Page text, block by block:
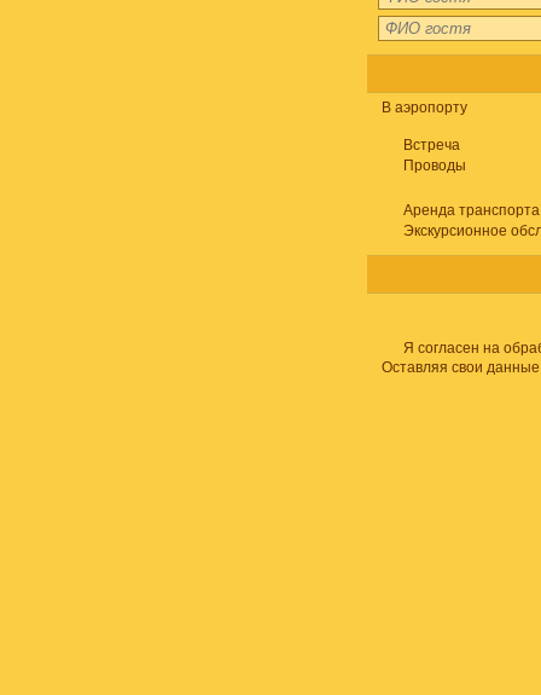
В аэропорту
Встреча
Проводы
Аренда транспорта
Экскурсионное
Я согласен на
Оставляя свои